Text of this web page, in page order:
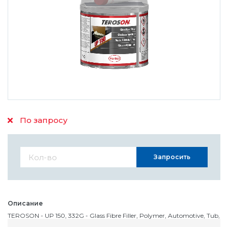
По запросу
Описание
TEROSON - UP 150, 332G - Glass Fibre Filler, Polymer, Automotive, Tub,
Запросить